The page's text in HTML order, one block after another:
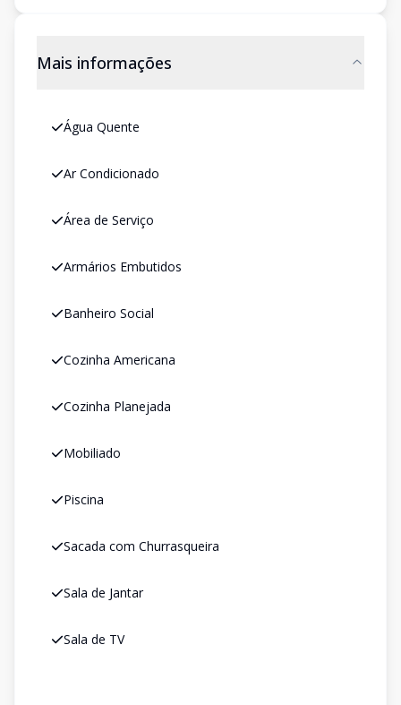
Mais informações
Água Quente
Ar Condicionado
Área de Serviço
Armários Embutidos
Banheiro Social
Cozinha Americana
Cozinha Planejada
Mobiliado
Piscina
Sacada com Churrasqueira
Sala de Jantar
Sala de TV